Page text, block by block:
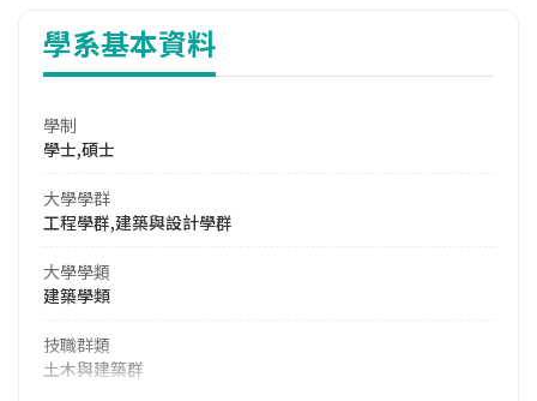
學系基本資料
學制
學士,碩士
大學學群
工程學群,建築與設計學群
大學學類
建築學類
技職群類
土木與建築群